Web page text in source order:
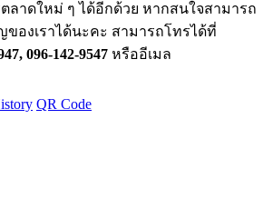
ลาดใหม่ ๆ ได้อีกด้วย หากสนใจสามารถ
องเราได้นะคะ สามารถโทรได้ที่
096-142-9547 หรืออีเมล
QR Code